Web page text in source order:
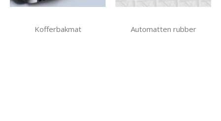
Kofferbakmat Automatten rubber